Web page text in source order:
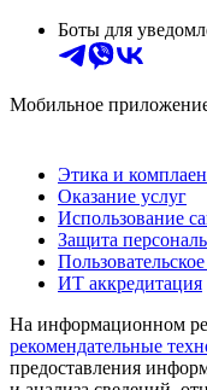
Боты для
Мобильное
Этика и
Оказание услуг
Использование
Защита
ИТ аккредитация
На информационном
рекомендательные
предоставления